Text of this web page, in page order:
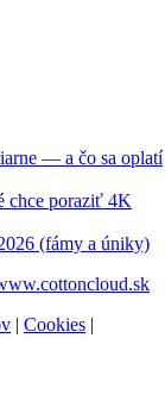
— a čo sa oplatí
chce poraziť 4K
(fámy a úniky)
| Cookies |